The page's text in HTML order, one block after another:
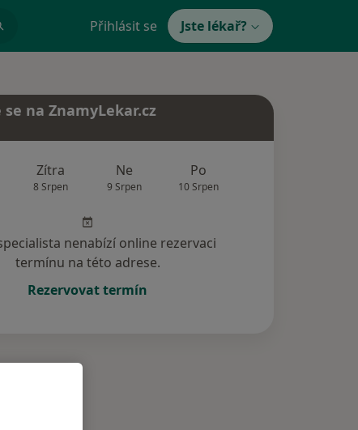
Přihlásit se Jste lékař?
na ZnamyLekar.cz
Zítra
8 Srpen
Ne
9 Srpen
Po
10 Srpen
nenabízí online rezervaci
termínu na této adrese.
Rezervovat termín